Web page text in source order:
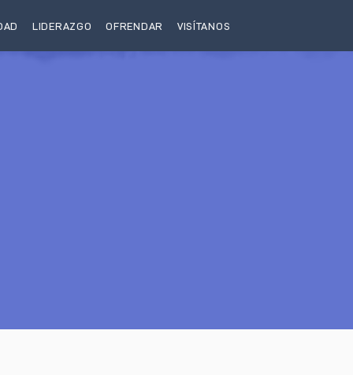
LIDERAZGO OFRENDAR VISÍTANOS